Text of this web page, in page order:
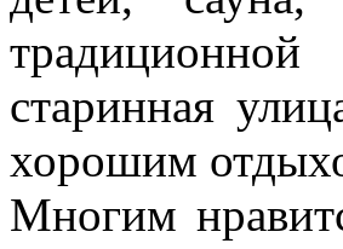
старинная
хорошим
Многим